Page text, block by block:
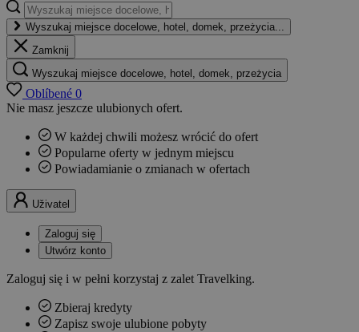
Wyszukaj miejsce docelowe, hotel, domek, przeżycia...
Zamknij
Wyszukaj miejsce docelowe, hotel, domek, przeżycia
Oblíbené 0
Nie masz jeszcze ulubionych ofert.
W każdej chwili możesz wrócić do ofert
Popularne oferty w jednym miejscu
Powiadamianie o zmianach w ofertach
Uživatel
Zaloguj się
Utwórz konto
Zaloguj się i w pełni korzystaj z zalet Travelking.
Zbieraj kredyty
Zapisz swoje ulubione pobyty